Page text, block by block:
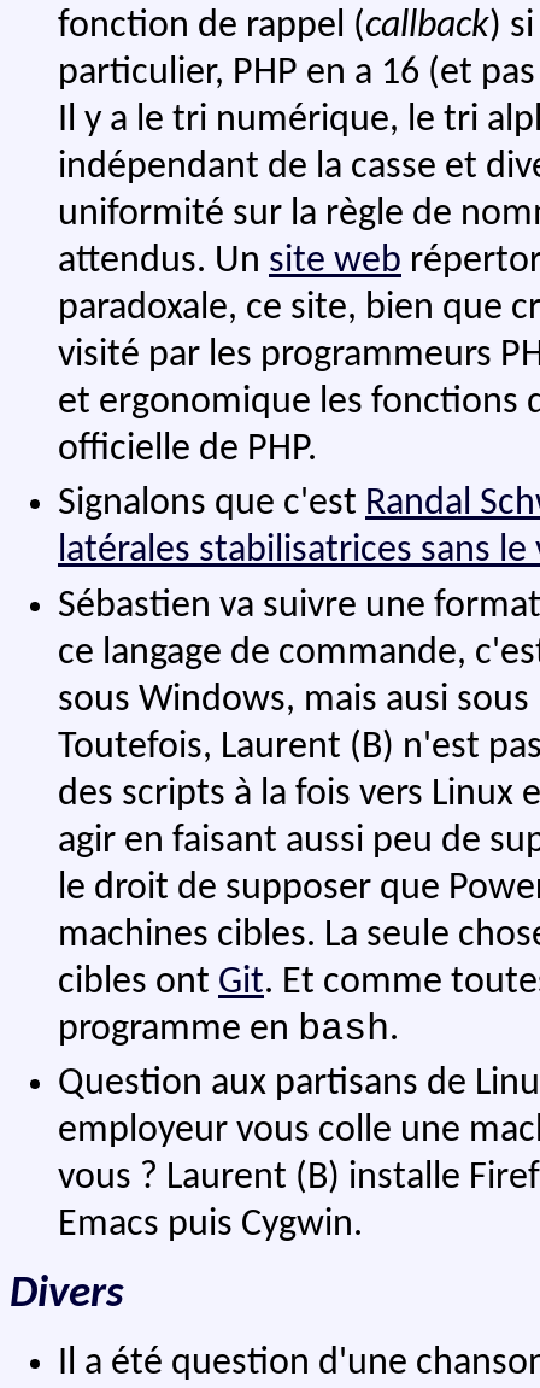
fonction de rappel (callback)
particulier, PHP en a 16 (et
Il y a le tri numérique, le tri
indépendant de la casse et
uniformité sur la règle de
attendus. Un site web
paradoxale, ce site, bien que
visité par les programmeurs
et ergonomique les fonctions
officielle de PHP.
Signalons que c'est Randal
latérales stabilisatrices sans le
Sébastien va suivre une
ce langage de commande,
sous Windows, mais ausi
Toutefois, Laurent (B) n'est
des scripts à la fois vers
agir en faisant aussi peu de
le droit de supposer que
machines cibles. La seule
cibles ont Git. Et comme
programme en bash.
Question aux partisans de
employeur vous colle une
vous ? Laurent (B) installe
Emacs puis Cygwin.
Divers
Il a été question d'une